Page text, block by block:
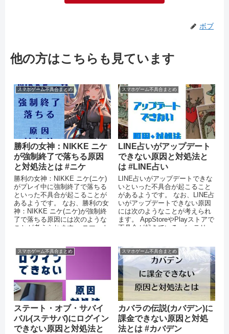
ボブ
他の方はこちらも見ています
スマホゲーム不具合まとめ
勝利の女神：NIKKE ニケ
が強制終了で落ちる原因
と対処法とは #ニケ
勝利の女神：NIKKE ニケ(ニケ)
がプレイ中に強制終了で落ちる
といった不具合が起こることが
あるようです。 なお、勝利の女
神：NIKKE ニケ(ニケ)が強制終
了で落ちる原因には次のような
ことが考えられます。 スマート
スマホゲーム不具合まとめ
LINE占いがアップデート
できない原因と対処法と
は #LINE占い
LINE占いがアップデートできな
いといった不具合が起こること
があるようです。 なお、LINE占
いがアップデートできない原因
には次のようなことが考えられ
ます。 AppStoreやPlayストアで
不具合が起きている バッテリー
スマホゲーム不具合まとめ
ステート・オブ・サバイ
バル(ステサバ)にログイン
できない原因と対処法と
スマホゲーム不具合まとめ
カバラの伝説(カバデン)に
課金できない原因と対処
法とは #カバデン